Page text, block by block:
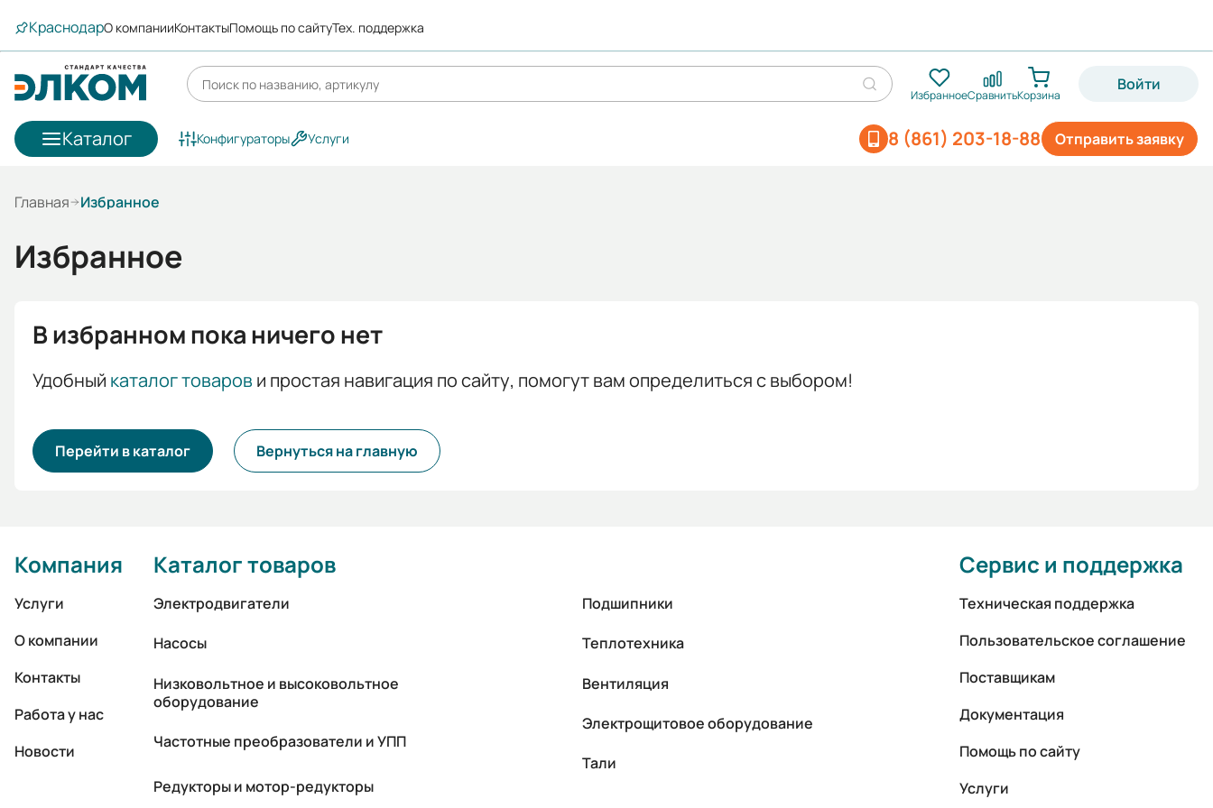
КраснодарО компанииКонтактыПомощь по сайтуТех. поддержка
ИзбранноеСравнитьКорзина
Войти
Каталог Отправить заявку
8 (861) 203-18-88
Конфигураторы Услуги
Главная Избранное
Избранное
В избранном пока ничего нет
Удобный каталог товаров и простая навигация по сайту, помогут вам определиться с выбором!
Перейти в каталог Вернуться на главную
Компания
Услуги
О компании
Контакты
Работа у нас
Новости
Каталог товаров
Электродвигатели
Насосы
Низковольтное и высоковольтное
оборудование
Частотные преобразователи и УПП
Редукторы и мотор-редукторы
Подшипники
Теплотехника
Вентиляция
Электрощитовое оборудование
Тали
Сервис и поддержка
Техническая поддержка
Пользовательское соглашение
Поставщикам
Документация
Помощь по сайту
Услуги